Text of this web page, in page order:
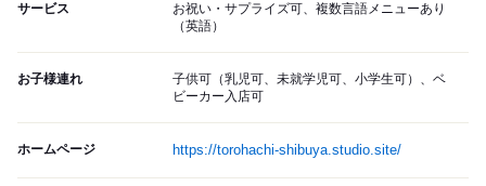
サービス
お祝い・サプライズ可、複数言語メニューあり
（英語）
お子様連れ
子供可（乳児可、未就学児可、小学生可）、ベ
ビーカー入店可
ホームページ https://torohachi-shibuya.studio.site/